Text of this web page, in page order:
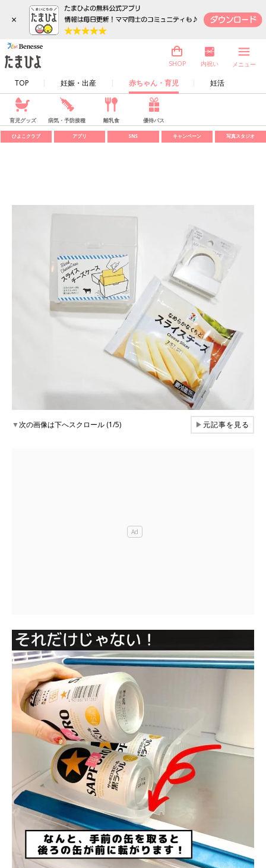
×
TOP 妊娠・出産 赤ちゃん・育児 妊活
SHOP 内祝い メニュー
育児グッズ 病気・予防接種 離乳食 優待パス
ひよこクラブ アプリ SNS キャンペーン 写真スタジオ
▼次の画像は下へスクロール (1/5) ▶元記事を見る